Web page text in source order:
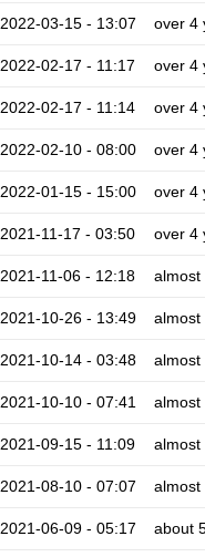
2022-03-15 - 13:07 over 4
2022-02-17 - 11:17 over 4
2022-02-17 - 11:14 over 4
2022-02-10 - 08:00 over 4
2022-01-15 - 15:00 over 4
2021-11-17 - 03:50 over 4
2021-11-06 - 12:18 almost
2021-10-26 - 13:49 almost
2021-10-14 - 03:48 almost
2021-10-10 - 07:41 almost
2021-09-15 - 11:09 almost
2021-08-10 - 07:07 almost
2021-06-09 - 05:17 about